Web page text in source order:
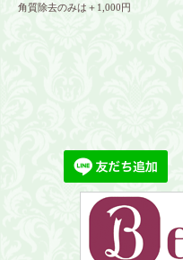
角質除去のみは＋1,000円